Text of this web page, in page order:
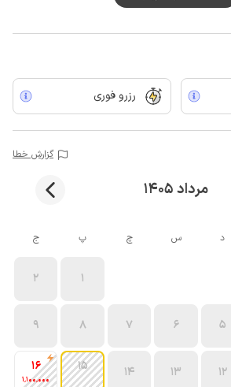
رزرو فوری
گزارش خطا
مرداد 1405
د س چ پ ج
1
2
5
6
7
8
9
12
13
14
15
16
1٬100٬000